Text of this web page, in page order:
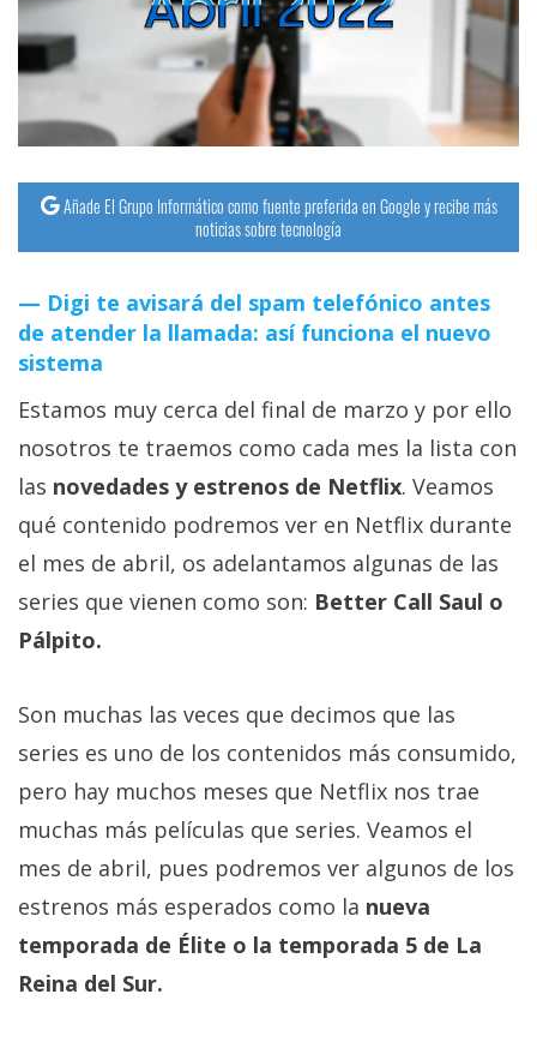
Operadores
Trucos
y
Tutoriales
Sistemas
operativos
Profesional
+
Más
temas
Sorteos
Foros
Contacto
/
Sobre
nosotros
/
Publicidad
/
Añade El Grupo Informático como fuente preferida en Google y recibe más
noticias sobre tecnología
Digi te avisará del spam telefónico antes
de atender la llamada: así funciona el nuevo
sistema
Estamos muy cerca del final de marzo y por ello
nosotros te traemos como cada mes la lista con
las novedades y estrenos de Netflix. Veamos
qué contenido podremos ver en Netflix durante
el mes de abril, os adelantamos algunas de las
series que vienen como son: Better Call Saul o
Pálpito.
Son muchas las veces que decimos que las
series es uno de los contenidos más consumido,
pero hay muchos meses que Netflix nos trae
muchas más películas que series. Veamos el
mes de abril, pues podremos ver algunos de los
estrenos más esperados como la nueva
temporada de Élite o la temporada 5 de La
Reina del Sur.